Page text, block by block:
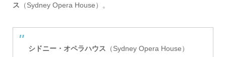
ス （Sydney Opera House）。
シドニー・オペラハウス （Sydney Opera House）